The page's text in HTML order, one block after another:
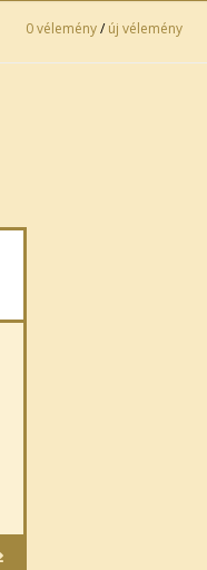
0 vélemény/új vélemény